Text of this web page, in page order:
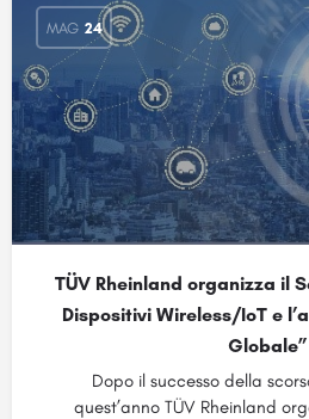
MAG 24
TÜV Rheinland organizza il
Dispositivi Wireless/IoT e
Globale”
Dopo il successo della
quest’anno TÜV Rheinland